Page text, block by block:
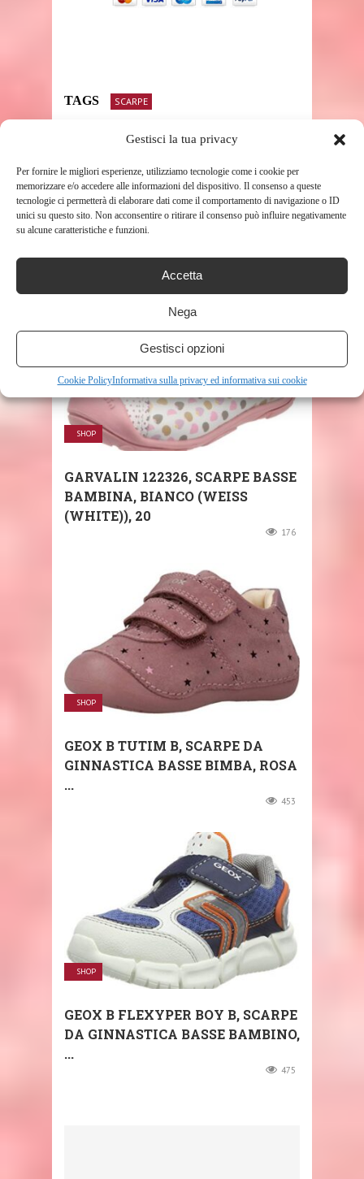
Gestisci la tua privacy
Per fornire le migliori esperienze, utilizziamo tecnologie come i cookie per
memorizzare e/o accedere alle informazioni del dispositivo. Il consenso a queste
tecnologie ci permetterà di elaborare dati come il comportamento di navigazione o ID
unici su questo sito. Non acconsentire o ritirare il consenso può influire negativamente
su alcune caratteristiche e funzioni.
Accetta
Nega
Gestisci opzioni
Cookie PolicyInformativa sulla privacy ed informativa sui cookie
TAGS SCARPE
SHARE THIS POST
RELATED POSTS
SHOP
GARVALIN 122326, SCARPE BASSE
BAMBINA, BIANCO (WEISS
(WHITE)), 20
176
SHOP
GEOX B TUTIM B, SCARPE DA
GINNASTICA BASSE BIMBA, ROSA
...
453
SHOP
GEOX B FLEXYPER BOY B, SCARPE
DA GINNASTICA BASSE BAMBINO,
...
475